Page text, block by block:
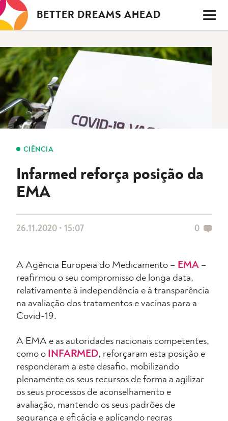
Saltar
para
o
BETTER DREAMS AHEAD
CIÊNCIA
Infarmed reforça posição da
EMA
26.11.2020 • 15:07 0
A Agência Europeia do Medicamento – EMA –
reafirmou o seu compromisso de longa data,
relativamente à independência e à transparência
na avaliação dos tratamentos e vacinas para a
Covid-19.
A EMA e as autoridades nacionais competentes,
como o INFARMED, reforçaram esta posição e
responderam a este desafio, mobilizando
plenamente os seus recursos de forma a agilizar
os seus processos de aconselhamento e
avaliação, mantendo os seus padrões de
segurança e eficácia e aplicando regras